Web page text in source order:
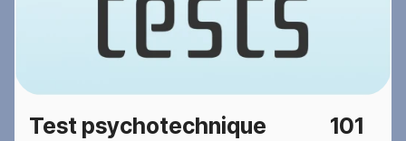
Test psychotechnique
101